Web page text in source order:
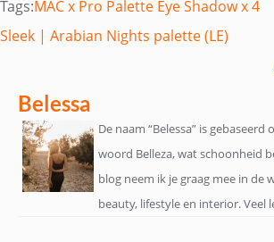
Tags:MAC x Pro Palette Eye Shadow x 4
Bericht
Sleek | Arabian Nights palette (LE)
Belessa
De naam “Belessa” is gebaseerd
woord Belleza, wat schoonheid
blog neem ik je graag mee in de
beauty, lifestyle en interior. Veel